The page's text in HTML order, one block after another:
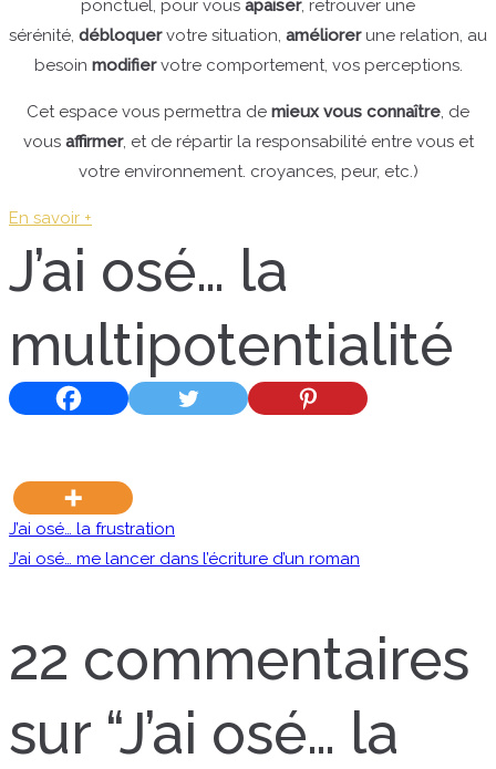
ponctuel, pour vous apaiser, retrouver une
sérénité, débloquervotre situation, améliorerune relation, au
besoin modifiervotre comportement, vos perceptions.
Cet espace vous permettra de mieux vous connaître, de
vous affirmer, et de répartir la responsabilité entre vous et
votre environnement. croyances, peur, etc.)
En savoir +
J’ai osé… la
multipotentialité
Navigation
l’article
J’ai osé… la frustration
J’ai osé… me lancer dans l’écriture d’un roman
22 commentaires
sur “J’ai osé… la